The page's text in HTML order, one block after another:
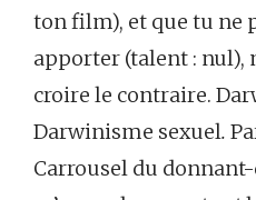
ton film), et que tu ne
apporter (talent : nul),
croire le contraire.
Darwinisme sexuel.
Carrousel du